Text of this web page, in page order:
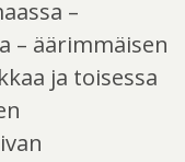
–
– äärimmäisen
ja toisessa